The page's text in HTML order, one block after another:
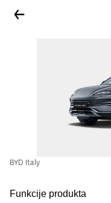
BYD Italy
Funkcije produkta